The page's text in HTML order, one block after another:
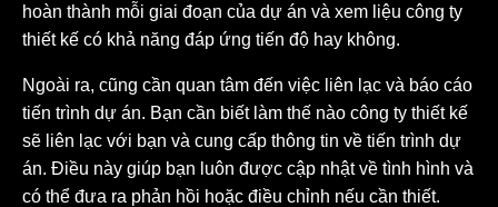
hoàn thành mỗi giai đoạn của dự án và xem liệu công ty
thiết kế có khả năng đáp ứng tiến độ hay không.
Ngoài ra, cũng cần quan tâm đến việc liên lạc và báo cáo
tiến trình dự án. Bạn cần biết làm thế nào công ty thiết kế
sẽ liên lạc với bạn và cung cấp thông tin về tiến trình dự
án. Điều này giúp bạn luôn được cập nhật về tình hình và
có thể đưa ra phản hồi hoặc điều chỉnh nếu cần thiết.